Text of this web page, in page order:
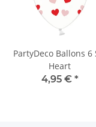
PartyDeco Ballons 6
Heart
4,95 € *